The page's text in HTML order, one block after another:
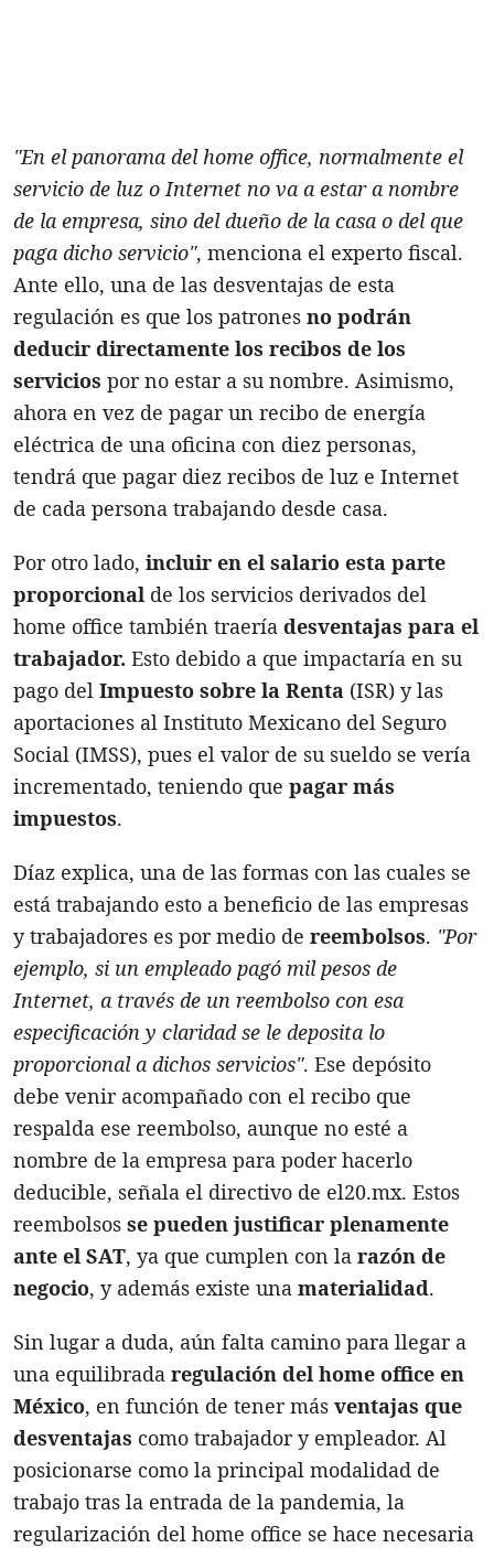
"En el panorama del home office, normalmente el
servicio de luz o Internet no va a estar a nombre
de la empresa, sino del dueño de la casa o del que
paga dicho servicio", menciona el experto fiscal.
Ante ello, una de las desventajas de esta
regulación es que los patrones no podrán
deducir directamente los recibos de los
servicios por no estar a su nombre. Asimismo,
ahora en vez de pagar un recibo de energía
eléctrica de una oficina con diez personas,
tendrá que pagar diez recibos de luz e Internet
de cada persona trabajando desde casa.
Por otro lado, incluir en el salario esta parte
proporcional de los servicios derivados del
home office también traería desventajas para el
trabajador. Esto debido a que impactaría en su
pago del Impuesto sobre la Renta (ISR) y las
aportaciones al Instituto Mexicano del Seguro
Social (IMSS), pues el valor de su sueldo se vería
incrementado, teniendo que pagar más
impuestos.
Díaz explica, una de las formas con las cuales se
está trabajando esto a beneficio de las empresas
y trabajadores es por medio de reembolsos. "Por
ejemplo, si un empleado pagó mil pesos de
Internet, a través de un reembolso con esa
especificación y claridad se le deposita lo
proporcional a dichos servicios". Ese depósito
debe venir acompañado con el recibo que
respalda ese reembolso, aunque no esté a
nombre de la empresa para poder hacerlo
deducible, señala el directivo de el20.mx. Estos
reembolsos se pueden justificar plenamente
ante el SAT, ya que cumplen con la razón de
negocio, y además existe una materialidad.
Sin lugar a duda, aún falta camino para llegar a
una equilibrada regulación del home office en
México, en función de tener más ventajas que
desventajas como trabajador y empleador. Al
posicionarse como la principal modalidad de
trabajo tras la entrada de la pandemia, la
regularización del home office se hace necesaria